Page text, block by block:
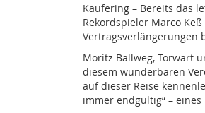
Kaufering – Bereits das
Rekordspieler Marco
Vertragsverlängerungen
Moritz Ballweg, Torwart
diesem wunderbaren
auf dieser Reise
immer endgültig“ –